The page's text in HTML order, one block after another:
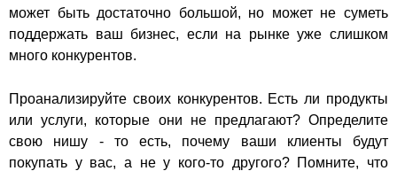
может быть достаточно большой, но может не суметь
поддержать ваш бизнес, если на рынке уже слишком
много конкурентов.
Проанализируйте своих конкурентов. Есть ли продукты
или услуги, которые они не предлагают? Определите
свою нишу - то есть, почему ваши клиенты будут
покупать у вас, а не у кого-то другого? Помните, что